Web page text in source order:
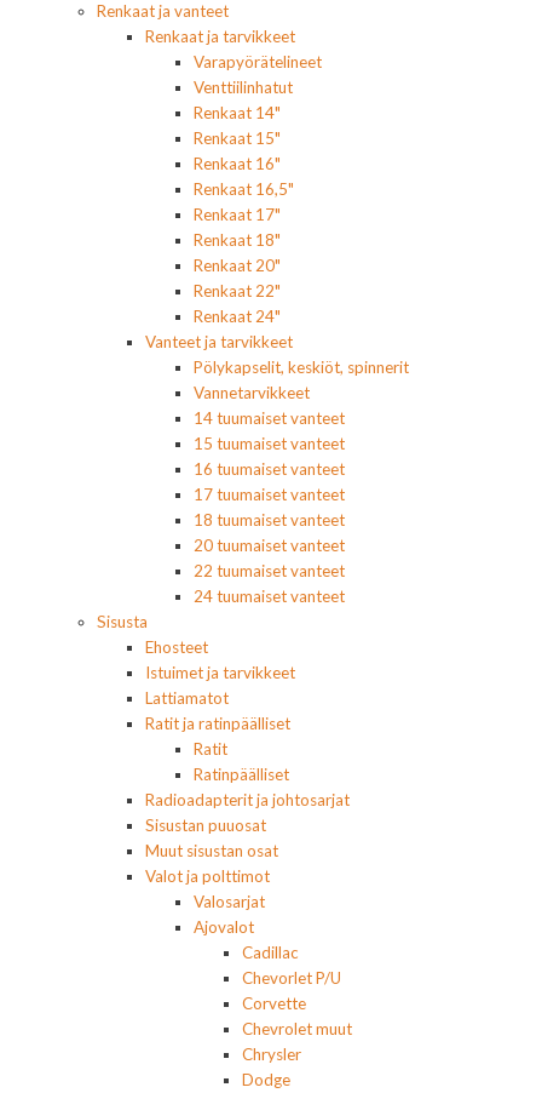
Renkaat ja vanteet
Renkaat ja tarvikkeet
Varapyörätelineet
Venttiilinhatut
Renkaat 14"
Renkaat 15"
Renkaat 16"
Renkaat 16,5"
Renkaat 17"
Renkaat 18"
Renkaat 20"
Renkaat 22"
Renkaat 24"
Vanteet ja tarvikkeet
Pölykapselit, keskiöt, spinnerit
Vannetarvikkeet
14 tuumaiset vanteet
15 tuumaiset vanteet
16 tuumaiset vanteet
17 tuumaiset vanteet
18 tuumaiset vanteet
20 tuumaiset vanteet
22 tuumaiset vanteet
24 tuumaiset vanteet
Sisusta
Ehosteet
Istuimet ja tarvikkeet
Lattiamatot
Ratit ja ratinpäälliset
Ratit
Ratinpäälliset
Radioadapterit ja johtosarjat
Sisustan puuosat
Muut sisustan osat
Valot ja polttimot
Valosarjat
Ajovalot
Cadillac
Chevorlet P/U
Corvette
Chevrolet muut
Chrysler
Dodge